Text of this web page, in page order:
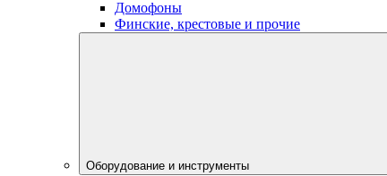
Домофоны
Финские, крестовые и прочие
Оборудование и инструменты